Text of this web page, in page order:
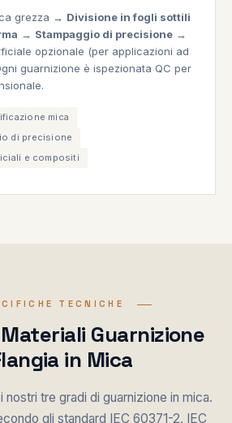
grezza → Divisione in fogli sottili
→ Stampaggio di precisione →
opzionale (per applicazioni ad
guarnizione è ispezionata QC per
mica
di precisione
e compositi
TECNICHE
Guarnizione
in Mica
nostri tre gradi di guarnizione in mica.
gli standard IEC 60371-2, IEC